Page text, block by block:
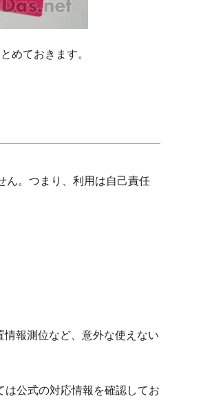
めておきます。
ん。つまり、利用は自己責任
報測位など、意外な使えない
公式の対応情報を確認してお